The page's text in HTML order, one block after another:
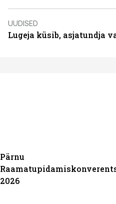
UUDISED
Lugeja küsib, asjatundja
Pärnu
2026